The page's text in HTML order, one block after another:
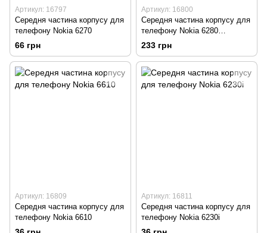
Артикул: 16797
Середня частина корпусу для
телефону Nokia 6270
66 грн
Артикул: 16800
Середня частина корпусу для
телефону Nokia 6280
комплект
233 грн
Артикул: 16809
Середня частина корпусу для
телефону Nokia 6610
Артикул: 16811
Середня частина корпусу для
телефону Nokia 6230i